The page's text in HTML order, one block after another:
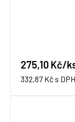
275,10 Kč/
332,87 Kč s DPH